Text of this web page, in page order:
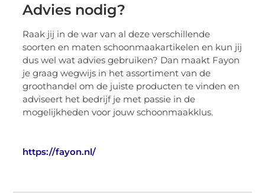
Advies nodig?
Raak jij in de war van al deze verschillende
soorten en maten schoonmaakartikelen en kun jij
dus wel wat advies gebruiken? Dan maakt Fayon
je graag wegwijs in het assortiment van de
groothandel om de juiste producten te vinden en
adviseert het bedrijf je met passie in de
mogelijkheden voor jouw schoonmaakklus.
https://fayon.nl/